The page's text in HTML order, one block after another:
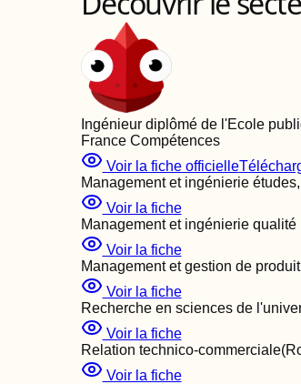
Ingénieur diplômé de l'Ecole
France Compétences
Voir la fiche officielle
Management et ingénierie
Voir la fiche
Management et ingénierie
Voir la fiche
Management et gestion de produit
Voir la fiche
Recherche en sciences de
Voir la fiche
Relation technico-commerciale
Voir la fiche